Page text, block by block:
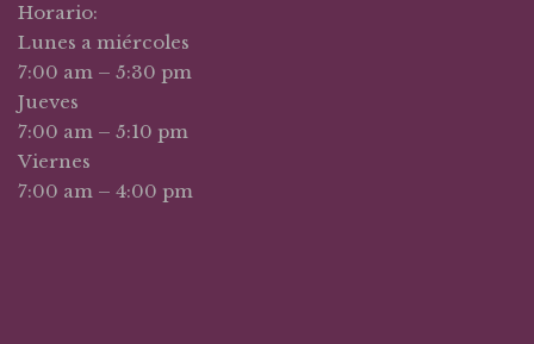
Horario:
Lunes a miércoles
7:00 am – 5:30 pm
Jueves
7:00 am – 5:10 pm
Viernes
7:00 am – 4:00 pm